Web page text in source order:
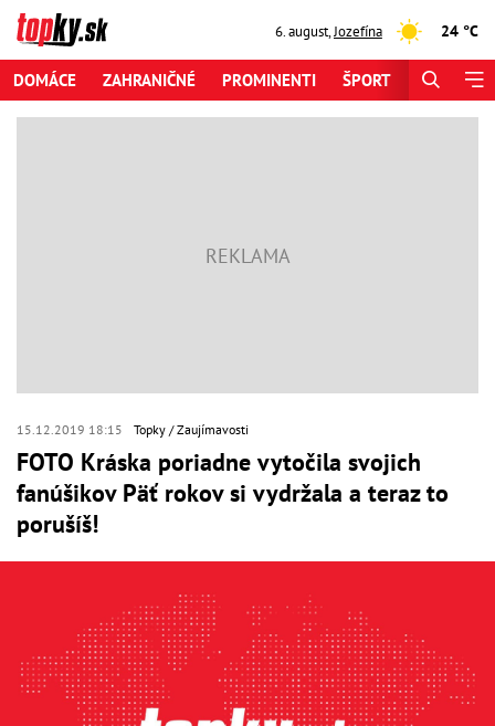
6. august,Jozefína 24 °C
DOMÁCE ZAHRANIČNÉ PROMINENTI ŠPORT
15.12.2019 18:15 Topky Zaujímavosti
FOTO Kráska poriadne vytočila svojich
fanúšikov Päť rokov si vydržala a teraz to
porušíš!